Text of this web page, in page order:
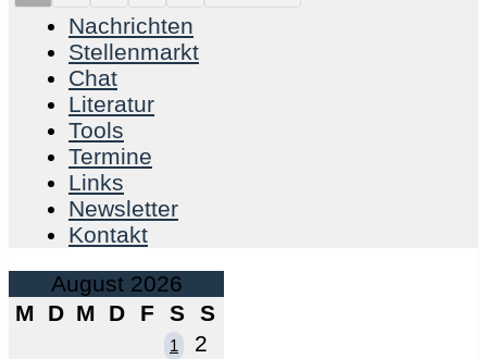
Nachrichten
Stellenmarkt
Chat
Literatur
Tools
Termine
Links
Newsletter
Kontakt
August 2026
M
D M D F S S
1 2